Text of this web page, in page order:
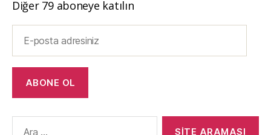
Diğer 79 aboneye katılın
posta
adresiniz
ABONE OL